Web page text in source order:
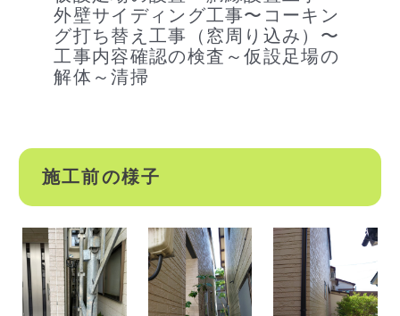
外壁サイディング工事〜コーキン
グ打ち替え工事（窓周り込み）〜
工事内容確認の検査～仮設足場の
解体～清掃
施工前の様子